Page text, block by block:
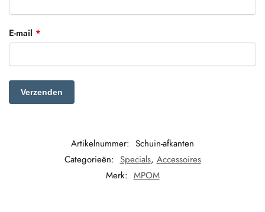
E-mail *
Artikelnummer: Schuin-afkanten
Categorieën: Specials, Accessoires
Merk: MPOM